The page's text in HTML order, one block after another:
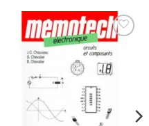
AJOUTER
À MES
FAVORIS